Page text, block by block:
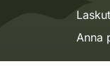
Anna